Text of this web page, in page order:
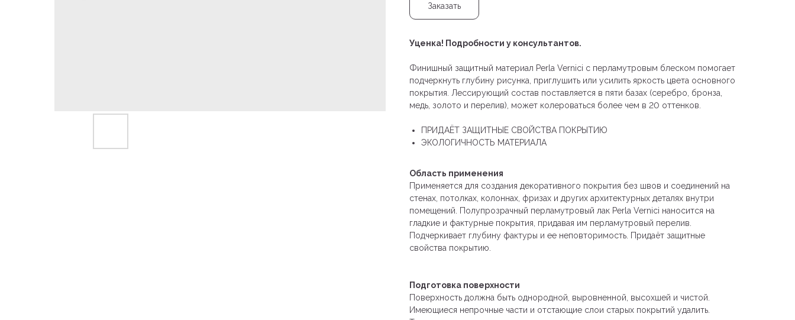
Заказать
Уценка! Подробности у консультантов.
Финишный защитный материал Perla Vernici с перламутровым блеском помогает
подчеркнуть глубину рисунка, приглушить или усилить яркость цвета основного
покрытия. Лессирующий состав поставляется в пяти базах (серебро, бронза,
медь, золото и перелив), может колероваться более чем в 20 оттенков.
ПРИДАЁТ ЗАЩИТНЫЕ СВОЙСТВА ПОКРЫТИЮ
ЭКОЛОГИЧНОСТЬ МАТЕРИАЛА
Область применения
Применяется для создания декоративного покрытия без швов и соединений на
стенах, потолках, колоннах, фризах и других архитектурных деталях внутри
помещений. Полупрозрачный перламутровый лак Perla Vernici наносится на
гладкие и фактурные покрытия, придавая им перламутровый перелив.
Подчеркивает глубину фактуры и ее неповторимость. Придаёт защитные
свойства покрытию.
Подготовка поверхности
Поверхность должна быть однородной, выровненной, высохшей и чистой.
Имеющиеся непрочные части и отстающие слои старых покрытий удалить.